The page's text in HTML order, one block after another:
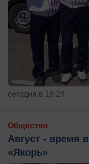
сегодня в 18:24
Общество
Август - время
«Якорь»